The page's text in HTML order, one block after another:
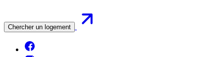
Chercher un logement